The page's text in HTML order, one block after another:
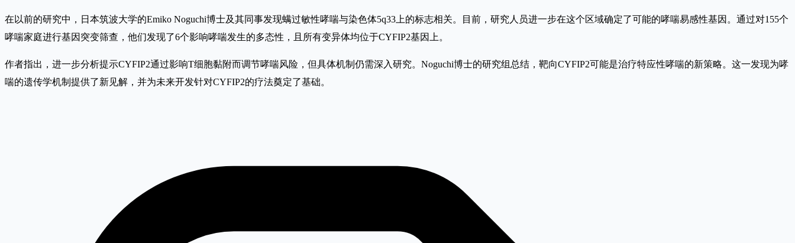
在以前的研究中，日本筑波大学的Emiko Noguchi博士及其同事发现螨过敏性哮喘与染色体5q33上的标志相关。目前，研究人员进一步在这个区域确定了可能的哮喘易感性基因。通过对155个
哮喘家庭进行基因突变筛查，他们发现了6个影响哮喘发生的多态性，且所有变异体均位于CYFIP2基因上。
作者指出，进一步分析提示CYFIP2通过影响T细胞黏附而调节哮喘风险，但具体机制仍需深入研究。Noguchi博士的研究组总结，靶向CYFIP2可能是治疗特应性哮喘的新策略。这一发现为哮
喘的遗传学机制提供了新见解，并为未来开发针对CYFIP2的疗法奠定了基础。